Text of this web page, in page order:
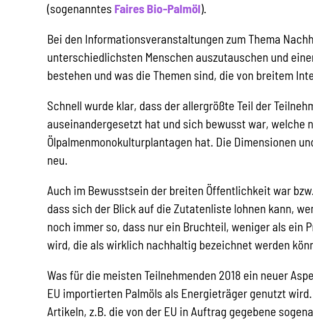
(sogenanntes Faires Bio-Palmöl).
Bei den Informationsveranstaltungen zum Thema
unterschiedlichsten Menschen auszutauschen und
bestehen und was die Themen sind, die von breitem
Schnell wurde klar, dass der allergrößte Teil der
auseinandergesetzt hat und sich bewusst war, welche
Ölpalmenmonokulturplantagen hat. Die Dimensionen
neu.
Auch im Bewusstsein der breiten Öffentlichkeit war
dass sich der Blick auf die Zutatenliste lohnen kann,
noch immer so, dass nur ein Bruchteil, weniger als ein
wird, die als wirklich nachhaltig bezeichnet werden
Was für die meisten Teilnehmenden 2018 ein neuer
EU importierten Palmöls als Energieträger genutzt
Artikeln, z.B. die von der EU in Auftrag gegebene